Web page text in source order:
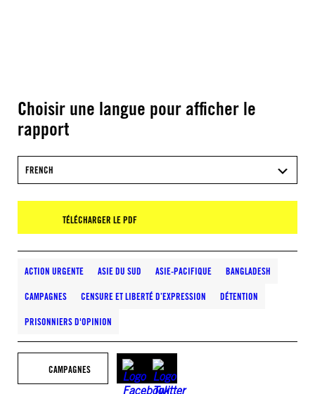
Choisir une langue pour afficher le
rapport
FRENCH
TÉLÉCHARGER LE PDF
ACTION URGENTE ASIE DU SUD ASIE-PACIFIQUE BANGLADESH
CAMPAGNES CENSURE ET LIBERTÉ D’EXPRESSION DÉTENTION
PRISONNIERS D'OPINION
CAMPAGNES